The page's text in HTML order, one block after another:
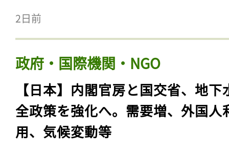
2日前
政府・国際機関・NGO
【日本】内閣官房と国交省、地下
全政策を強化へ。需要増、外国人
用、気候変動等